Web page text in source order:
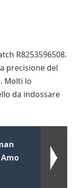
R8253596508.
precisione del
Molti lo
da indossare